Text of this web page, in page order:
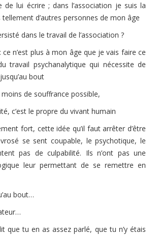
de lui écrire ; dans l’association je suis la
tellement d’autres personnes de mon âge
dans le travail de l’association ?
ce n’est plus à mon âge que je vais faire ce
travail psychanalytique qui nécessite de
bout
de souffrance possible,
c’est le propre du vivant humain
fort, cette idée qu’il faut arrêter d’être
se sent coupable, le psychotique, le
pas de culpabilité. Ils n’ont pas une
leur permettant de se remettre en
bout…
que tu en as assez parlé, que tu n’y étais